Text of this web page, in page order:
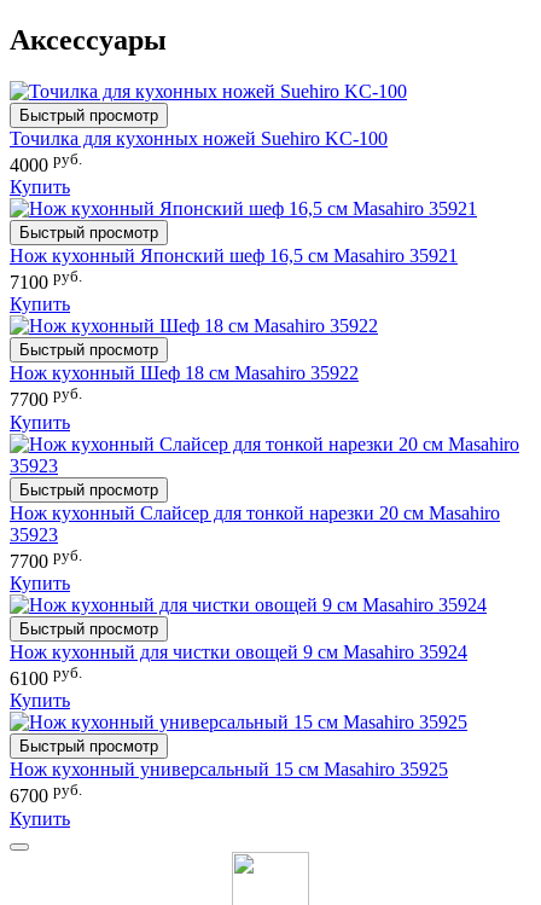
Аксессуары
Быстрый просмотр
Точилка для кухонных ножей Suehiro KC-100
4000 руб.
Купить
Быстрый просмотр
Нож кухонный Японский шеф 16,5 см Masahiro 35921
7100 руб.
Купить
Быстрый просмотр
Нож кухонный Шеф 18 см Masahiro 35922
7700 руб.
Купить
Быстрый просмотр
Нож кухонный Слайсер для тонкой нарезки 20 см Masahiro
35923
7700 руб.
Купить
Быстрый просмотр
Нож кухонный для чистки овощей 9 см Masahiro 35924
6100 руб.
Купить
Быстрый просмотр
Нож кухонный универсальный 15 см Masahiro 35925
6700 руб.
Купить